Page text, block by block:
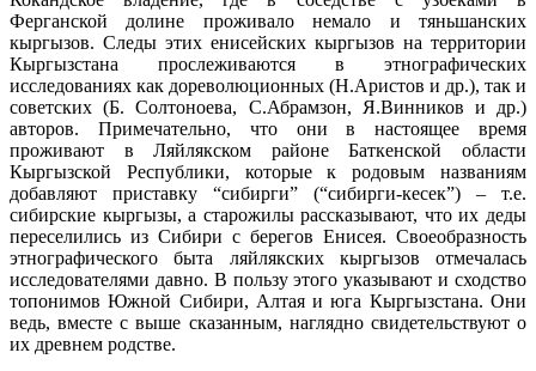
Ферганской долине проживало немало и тяньшанских
кыргызов. Следы этих енисейских кыргызов на территории
Кыргызстана прослеживаются в этнографических
исследованиях как дореволюционных (Н.Аристов и др.), так и
советских (Б. Солтоноева, С.Абрамзон, Я.Винников и др.)
авторов. Примечательно, что они в настоящее время
проживают в Ляйлякском районе Баткенской области
Кыргызской Республики, которые к родовым названиям
добавляют приставку “сибирги” (“сибирги-кесек”) – т.е.
сибирские кыргызы, а старожилы рассказывают, что их деды
переселились из Сибири с берегов Енисея. Своеобразность
этнографического быта ляйлякских кыргызов отмечалась
исследователями давно. В пользу этого указывают и сходство
топонимов Южной Сибири, Алтая и юга Кыргызстана. Они
ведь, вместе с выше сказанным, наглядно свидетельствуют о
их древнем родстве.